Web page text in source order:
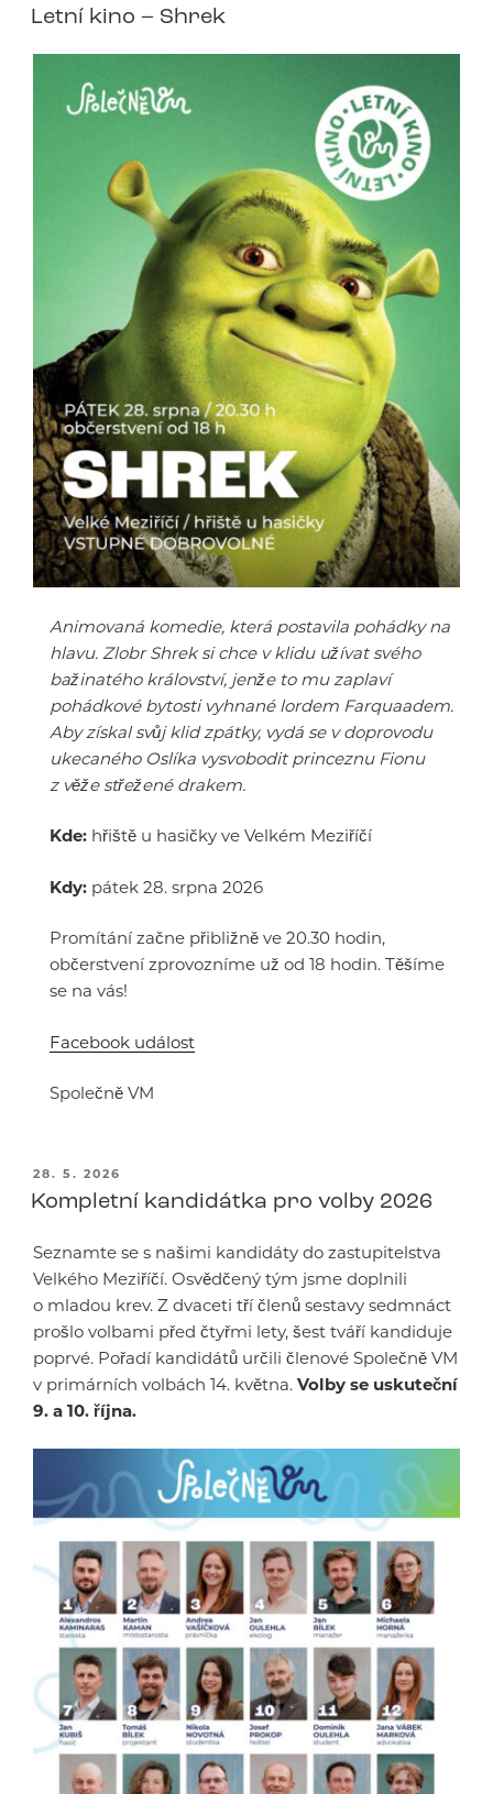
Letní kino – Shrek
Animovaná komedie, která postavila pohádky na
hlavu. Zlobr Shrek si chce v klidu užívat svého
bažinatého království, jenže to mu zaplaví
pohádkové bytosti vyhnané lordem Farquaadem.
Aby získal svůj klid zpátky, vydá se v doprovodu
ukecaného Oslíka vysvobodit princeznu Fionu
z věže střežené drakem.
Kde: hřiště u hasičky ve Velkém Meziříčí
Kdy: pátek 28. srpna 2026
Promítání začne přibližně ve 20.30 hodin,
občerstvení zprovozníme už od 18 hodin. Těšíme
se na vás!
Facebook událost
Společně VM
PUBLIKOVÁNO
28. 5. 2026
Kompletní kandidátka pro volby 2026
Seznamte se s našimi kandidáty do zastupitelstva
Velkého Meziříčí. Osvědčený tým jsme doplnili
o mladou krev. Z dvaceti tří členů sestavy sedmnáct
prošlo volbami před čtyřmi lety, šest tváří kandiduje
poprvé. Pořadí kandidátů určili členové Společně VM
v primárních volbách 14. května. Volby se uskuteční
9. a 10. října.